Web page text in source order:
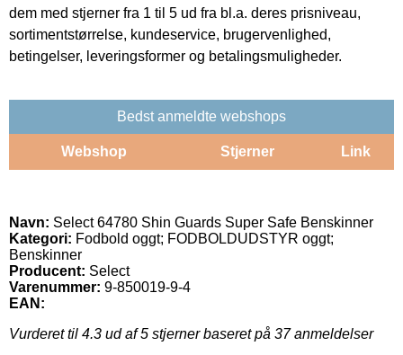
dem med stjerner fra 1 til 5 ud fra bl.a. deres prisniveau,
sortimentstørrelse, kundeservice, brugervenlighed,
betingelser, leveringsformer og betalingsmuligheder.
Bedst anmeldte webshops
Webshop Stjerner Link
Navn: Select 64780 Shin Guards Super Safe Benskinner
Kategori: Fodbold oggt; FODBOLDUDSTYR oggt;
Benskinner
Producent: Select
Varenummer: 9-850019-9-4
EAN:
Vurderet til 4.3 ud af 5 stjerner baseret på 37anmeldelser